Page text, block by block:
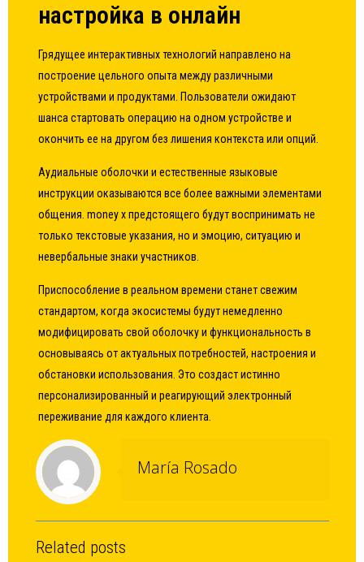
настройка в онлайн
Грядущее интерактивных технологий направлено на
построение цельного опыта между различными
устройствами и продуктами. Пользователи ожидают
шанса стартовать операцию на одном устройстве и
окончить ее на другом без лишения контекста или опций.
Аудиальные оболочки и естественные языковые
инструкции оказываются все более важными элементами
общения. money x предстоящего будут воспринимать не
только текстовые указания, но и эмоцию, ситуацию и
невербальные знаки участников.
Приспособление в реальном времени станет свежим
стандартом, когда экосистемы будут немедленно
модифицировать свой оболочку и функциональность в
основываясь от актуальных потребностей, настроения и
обстановки использования. Это создаст истинно
персонализированный и реагирующий электронный
переживание для каждого клиента.
María Rosado
Related posts